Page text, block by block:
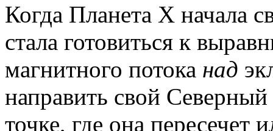
Когда Планета X начала
стала готовиться к
магнитного потока над
направить свой
точке, где она пересечет